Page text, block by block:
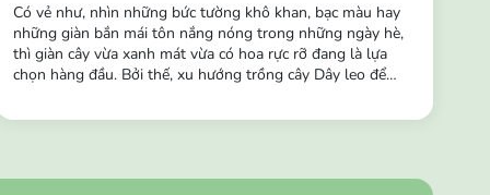
Có vẻ như, nhìn những bức tường khô khan, bạc màu hay
những giàn bắn mái tôn nắng nóng trong những ngày hè,
thì giàn cây vừa xanh mát vừa có hoa rực rỡ đang là lựa
chọn hàng đầu. Bởi thế, xu hướng trồng cây Dây leo để
hơn. Những chùm hoa buông rủ leo tường, hàng rào, ban